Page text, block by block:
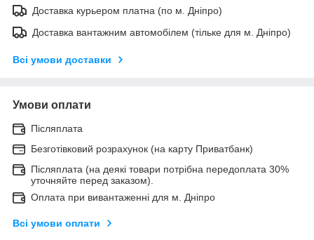
Доставка курьером платна (по м. Дніпро)
Доставка вантажним автомобілем (тільке для м. Дніпро)
Всі умови доставки
Умови оплати
Післяплата
Безготівковий розрахунок (на карту Приватбанк)
Післяплата (на деякі товари потрібна передоплата 30%
уточняйте перед заказом).
Оплата при вивантаженні для м. Дніпро
Всі умови оплати